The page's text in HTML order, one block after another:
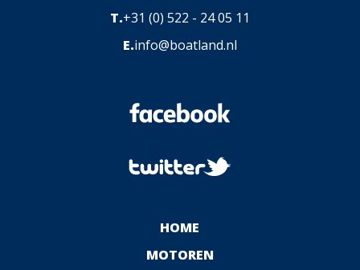
T.+31 (0) 522 - 24 05 11
E.info@boatland.nl
HOME
MOTOREN